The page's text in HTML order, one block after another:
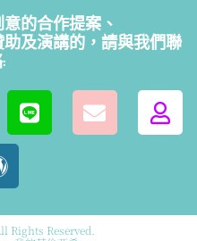
的合作提案、
及演講的，請與我們聯
Rights Reserved.